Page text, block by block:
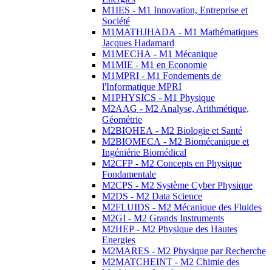
M1IES - M1 Innovation, Entreprise et
Société
M1MATHJHADA - M1 Mathématiques
Jacques Hadamard
M1MECHA - M1 Mécanique
M1MIE - M1 en Economie
M1MPRI - M1 Fondements de
l'Informatique MPRI
M1PHYSICS - M1 Physique
M2AAG - M2 Analyse, Arithmétique,
Géométrie
M2BIOHEA - M2 Biologie et Santé
M2BIOMECA - M2 Biomécanique et
Ingéniérie Biomédical
M2CFP - M2 Concepts en Physique
Fondamentale
M2CPS - M2 Système Cyber Physique
M2DS - M2 Data Science
M2FLUIDS - M2 Mécanique des Fluides
M2GI - M2 Grands Instruments
M2HEP - M2 Physique des Hautes
Energies
M2MARES - M2 Physique par Recherche
M2MATCHEINT - M2 Chimie des